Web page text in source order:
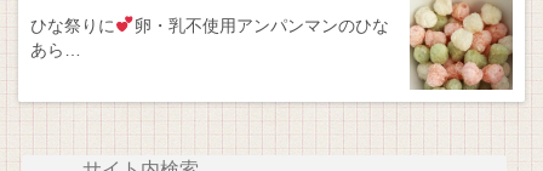
ひな祭りに
卵・乳不使用アンパンマンのひな
あら…